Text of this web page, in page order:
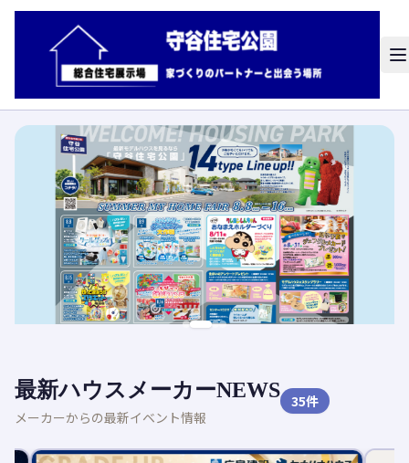
最新ハウスメーカーNEWS
メーカーからの最新イベント情報
35件